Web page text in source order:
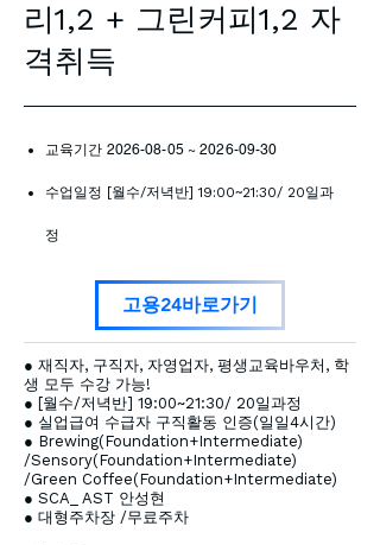
리1,2 + 그린커피1,2 자
격취득
교육기간 2026-08-05~2026-09-30
​수업일정 [월수/저녁반] 19:00~21:30/ 20일과
정
고용24바로가기
● 재직자, 구직자, 자영업자, 평생교육바우처, 학
생 모두 수강 가능!
● [월수/저녁반] 19:00~21:30/ 20일과정
● 실업급여 수급자 구직활동 인증(일일4시간)
● Brewing(Foundation+Intermediate)
/Sensory(Foundation+Intermediate)
/Green Coffee(Foundation+Intermediate)
● SCA_ AST 안성현
● 대형주차장 /무료주차